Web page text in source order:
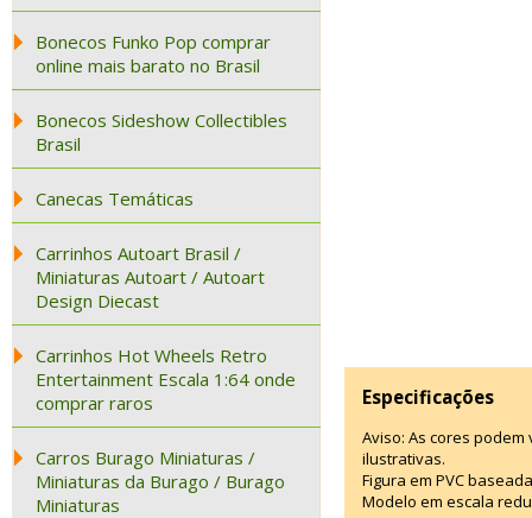
Bonecos Funko Pop comprar
online mais barato no Brasil
Bonecos Sideshow Collectibles
Brasil
Canecas Temáticas
Carrinhos Autoart Brasil /
Miniaturas Autoart / Autoart
Design Diecast
Carrinhos Hot Wheels Retro
Entertainment Escala 1:64 onde
comprar raros
Carros Burago Miniaturas /
Miniaturas da Burago / Burago
Miniaturas
Especificações
Aviso: As cores
ilustrativas.
Figura em PVC
Modelo em escala